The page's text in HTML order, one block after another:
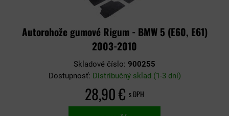
Autorohože gumové Rigum - BMW 5 (E60, E61)
2003-2010
Skladové číslo: 900255
Dostupnosť: Distribučný sklad (1-3 dni)
28,90 € s DPH